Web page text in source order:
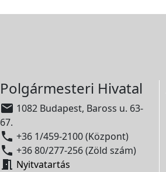
Polgármesteri Hivatal
 1082 Budapest, Baross u. 63-
67.
 +36 1/459-2100 (Központ)
 +36 80/277-256 (Zöld szám)
 Nyitvatartás